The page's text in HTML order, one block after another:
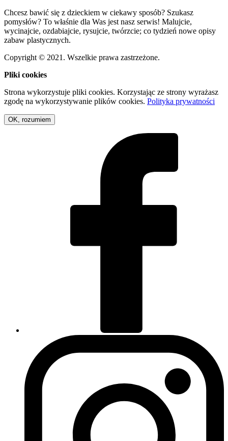
Chcesz bawić się z dzieckiem w ciekawy sposób? Szukasz
pomysłów? To właśnie dla Was jest nasz serwis! Malujcie,
wycinajcie, ozdabiajcie, rysujcie, twórzcie; co tydzień nowe opisy
zabaw plastycznych.
Copyright © 2021. Wszelkie prawa zastrzeżone.
Pliki cookies
Strona wykorzystuje pliki cookies. Korzystając ze strony wyrażasz
zgodę na wykorzystywanie plików cookies. Polityka prywatności
OK, rozumiem